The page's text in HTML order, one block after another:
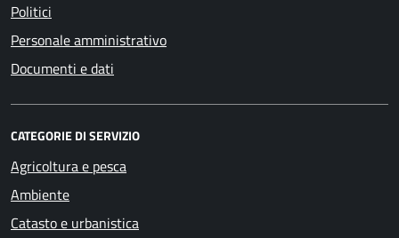
Politici
Personale amministrativo
Documenti e dati
CATEGORIE DI SERVIZIO
Agricoltura e pesca
Ambiente
Catasto e urbanistica